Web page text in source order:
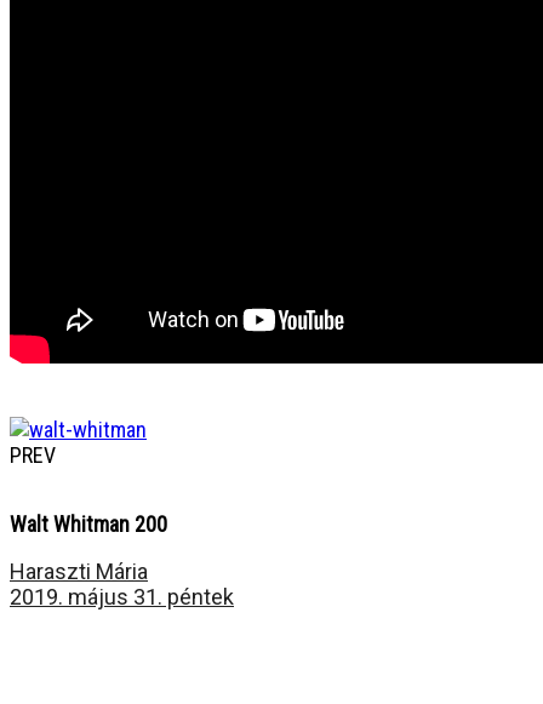
PREV
Walt Whitman 200
Haraszti Mária
2019. május 31. péntek